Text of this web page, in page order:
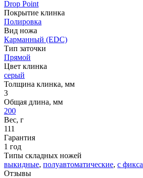
Drop Point
Покрытие клинка
Полировка
Вид ножа
Карманный (EDC)
Тип заточки
Прямой
Цвет клинка
серый
Толщина клинка, мм
3
Общая длина, мм
200
Вес, г
111
Гарантия
1 год
Типы складных ножей
выкидные, полуавтоматические, с
Отзывы